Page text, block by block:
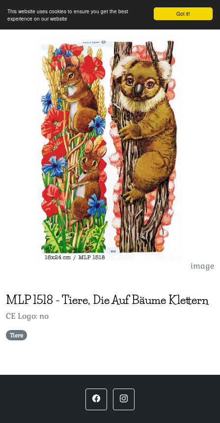
Got it!
This website uses cookies to ensure you get the best
experience on our website
image
MLP1518 -Tiere, Die Auf Bäume Klettern
CE Logo: no
Tiere